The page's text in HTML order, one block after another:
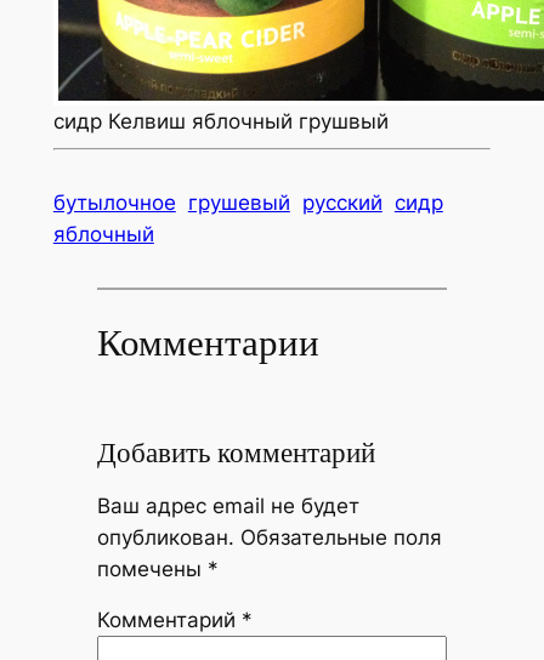
сидр Келвиш яблочный грушвый
бутылочное грушевый русский сидр
яблочный
Комментарии
Добавить комментарий
Ваш адрес email не будет
опубликован. Обязательные поля
помечены *
Комментарий *